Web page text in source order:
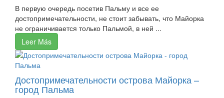
В первую очередь посетив Пальму и все ее
достопримечательности, не стоит забывать, что Майорка
не ограничивается только Пальмой, в ней ...
Leer Más
Достопримечательности острова Майорка –
город Пальма